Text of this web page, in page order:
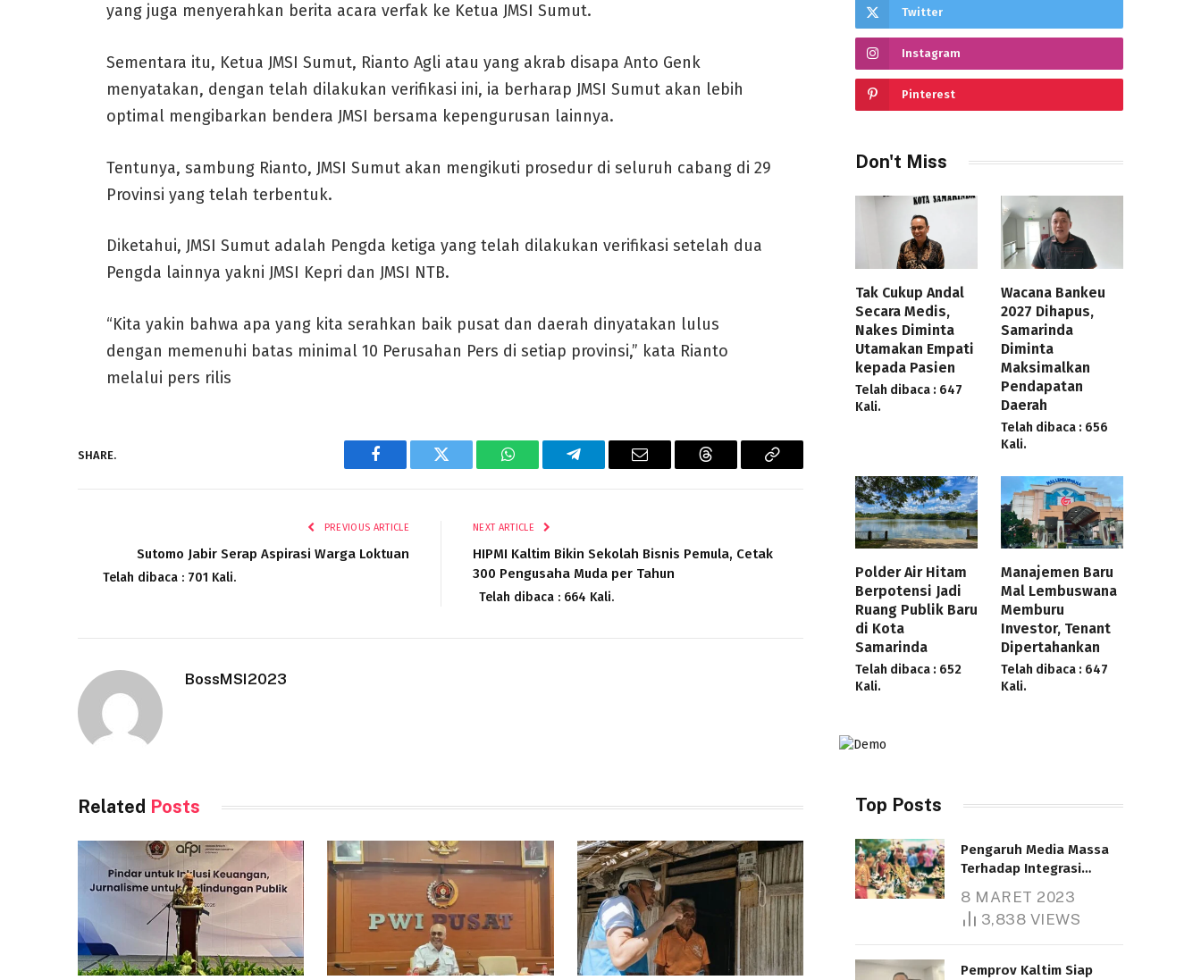
yang juga menyerahkan berita acara verfak ke Ketua JMSI Sumut.
Sementara itu, Ketua JMSI Sumut, Rianto Agli atau yang akrab disapa Anto Genk
menyatakan, dengan telah dilakukan verifikasi ini, ia berharap JMSI Sumut akan lebih
optimal mengibarkan bendera JMSI bersama kepengurusan lainnya.
Tentunya, sambung Rianto, JMSI Sumut akan mengikuti prosedur di seluruh cabang di 29
Provinsi yang telah terbentuk.
Diketahui, JMSI Sumut adalah Pengda ketiga yang telah dilakukan verifikasi setelah dua
Pengda lainnya yakni JMSI Kepri dan JMSI NTB.
“Kita yakin bahwa apa yang kita serahkan baik pusat dan daerah dinyatakan lulus
dengan memenuhi batas minimal 10 Perusahan Pers di setiap provinsi,” kata Rianto
melalui pers rilis
SHARE.
Facebook Twitter WhatsAppTelegram Email Threads
Copy
PREVIOUS ARTICLE
Sutomo Jabir Serap Aspirasi Warga Loktuan
Telah dibaca : 701 Kali.
NEXT ARTICLE
HIPMI Kaltim Bikin Sekolah Bisnis Pemula, Cetak
300 Pengusaha Muda per Tahun
Telah dibaca : 664 Kali.
BossMSI2023
Related Posts
Twitter
Instagram
Pinterest
Don't Miss
Tak Cukup Andal
Secara Medis,
Nakes Diminta
Utamakan Empati
kepada Pasien
Telah dibaca : 647
Kali.
Wacana Bankeu
2027 Dihapus,
Samarinda
Diminta
Maksimalkan
Pendapatan
Daerah
Telah dibaca : 656
Kali.
Polder Air Hitam
Berpotensi Jadi
Ruang Publik Baru
di Kota
Samarinda
Telah dibaca : 652
Kali.
Manajemen Baru
Mal Lembuswana
Memburu
Investor, Tenant
Dipertahankan
Telah dibaca : 647
Kali.
Top Posts
Pengaruh Media Massa
Terhadap Integrasi
Telah dibaca : 4.611 Kali.
8 MARET 2023
3,838 VIEWS
Pemprov Kaltim Siap